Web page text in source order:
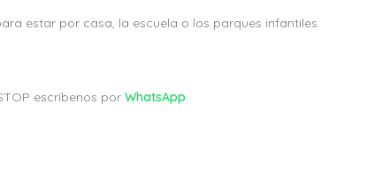
estar por casa, la escuela o los parques infantiles.
escríbenos por WhatsApp.